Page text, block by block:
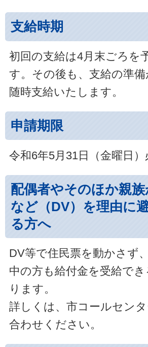
支給時期
初回の支給は4月末ごろを
す。その後も、支給の準備
随時支給いたします。
申請期限
令和6年5月31日（金曜日）
配偶者やそのほか親
など（DV）を理由に
る方へ
DV等で住民票を動かさず
中の方も給付金を受給で
ります。
詳しくは、市コールセン
合わせください。